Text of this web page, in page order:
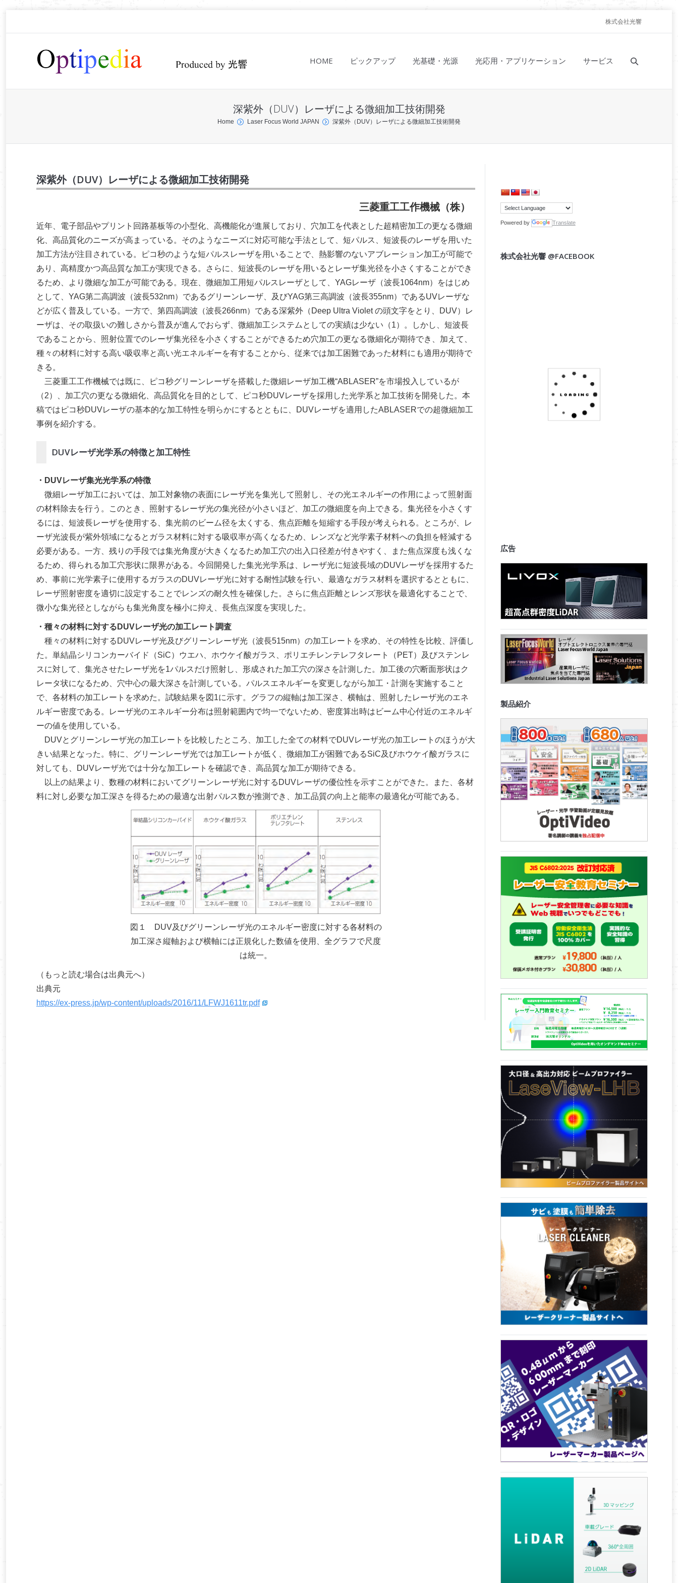
株式会社光響
HOME ピックアップ 光基礎・光源 光応用・アプリケーション サービス
深紫外（DUV）レーザによる微細加工技術開発
Home Laser Focus World JAPAN 深紫外（DUV）レーザによる微細加工技術開発
深紫外（DUV）レーザによる微細加工技術開発
三菱重工工作機械（株）
近年、電子部品やプリント回路基板等の小型化、高機能化が進展しており、穴加工を代表とした超精密加工の更なる微細
化、高品質化のニーズが高まっている。そのようなニーズに対応可能な手法として、短パルス、短波長のレーザを用いた
加工方法が注目されている。ピコ秒のような短パルスレーザを用いることで、熱影響のないアブレーション加工が可能で
あり、高精度かつ高品質な加工が実現できる。さらに、短波長のレーザを用いるとレーザ集光径を小さくすることができ
るため、より微細な加工が可能である。現在、微細加工用短パルスレーザとして、YAGレーザ（波長1064nm）をはじめ
として、YAG第二高調波（波長532nm）であるグリーンレーザ、及びYAG第三高調波（波長355nm）であるUVレーザな
どが広く普及している。一方で、第四高調波（波長266nm）である深紫外（Deep Ultra Violet の頭文字をとり、DUV）レ
ーザは、その取扱いの難しさから普及が進んでおらず、微細加工システムとしての実績は少ない（1）。しかし、短波長
であることから、照射位置でのレーザ集光径を小さくすることができるため穴加工の更なる微細化が期待でき、加えて、
種々の材料に対する高い吸収率と高い光エネルギーを有することから、従来では加工困難であった材料にも適用が期待で
きる。
三菱重工工作機械では既に、ピコ秒グリーンレーザを搭載した微細レーザ加工機“ABLASER”を市場投入しているが
（2）、加工穴の更なる微細化、高品質化を目的として、ピコ秒DUVレーザを採用した光学系と加工技術を開発した。本
稿ではピコ秒DUVレーザの基本的な加工特性を明らかにするとともに、DUVレーザを適用したABLASERでの超微細加工
事例を紹介する。
DUVレーザ光学系の特徴と加工特性
・DUVレーザ集光光学系の特徴
微細レーザ加工においては、加工対象物の表面にレーザ光を集光して照射し、その光エネルギーの作用によって照射面
の材料除去を行う。このとき、照射するレーザ光の集光径が小さいほど、加工の微細度を向上できる。集光径を小さくす
るには、短波長レーザを使用する、集光前のビーム径を太くする、焦点距離を短縮する手段が考えられる。ところが、レ
ーザ光波長が紫外領域になるとガラス材料に対する吸収率が高くなるため、レンズなど光学素子材料への負担を軽減する
必要がある。一方、残りの手段では集光角度が大きくなるため加工穴の出入口径差が付きやすく、また焦点深度も浅くな
るため、得られる加工穴形状に限界がある。今回開発した集光光学系は、レーザ光に短波長域のDUVレーザを採用するた
め、事前に光学素子に使用するガラスのDUVレーザ光に対する耐性試験を行い、最適なガラス材料を選択するとともに、
レーザ照射密度を適切に設定することでレンズの耐久性を確保した。さらに焦点距離とレンズ形状を最適化することで、
微小な集光径としながらも集光角度を極小に抑え、長焦点深度を実現した。
・種々の材料に対するDUVレーザ光の加工レート調査
種々の材料に対するDUVレーザ光及びグリーンレーザ光（波長515nm）の加工レートを求め、その特性を比較、評価し
た。単結晶シリコンカーバイド（SiC）ウエハ、ホウケイ酸ガラス、ポリエチレンテレフタレート（PET）及びステンレ
スに対して、集光させたレーザ光を1パルスだけ照射し、形成された加工穴の深さを計測した。加工後の穴断面形状はク
レータ状になるため、穴中心の最大深さを計測している。パルスエネルギーを変更しながら加工・計測を実施すること
で、各材料の加工レートを求めた。試験結果を図1に示す。グラフの縦軸は加工深さ、横軸は、照射したレーザ光のエネ
ルギー密度である。レーザ光のエネルギー分布は照射範囲内で均一でないため、密度算出時はビーム中心付近のエネルギ
ーの値を使用している。
DUVとグリーンレーザ光の加工レートを比較したところ、加工した全ての材料でDUVレーザ光の加工レートのほうが大
きい結果となった。特に、グリーンレーザ光では加工レートが低く、微細加工が困難であるSiC及びホウケイ酸ガラスに
対しても、DUVレーザ光では十分な加工レートを確認でき、高品質な加工が期待できる。
以上の結果より、数種の材料においてグリーンレーザ光に対するDUVレーザの優位性を示すことができた。また、各材
料に対し必要な加工深さを得るための最適な出射パルス数が推測でき、加工品質の向上と能率の最適化が可能である。
図１ DUV及びグリーンレーザ光のエネルギー密度に対する各材料の
加工深さ縦軸および横軸には正規化した数値を使用、全グラフで尺度
は統一。
（もっと読む場合は出典元へ）
出典元
https://ex-press.jp/wp-content/uploads/2016/11/LFWJ1611tr.pdf
Powered by Translate
株式会社光響 @FACEBOOK
広告
製品紹介